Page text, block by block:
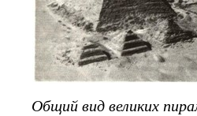
Общий вид великих